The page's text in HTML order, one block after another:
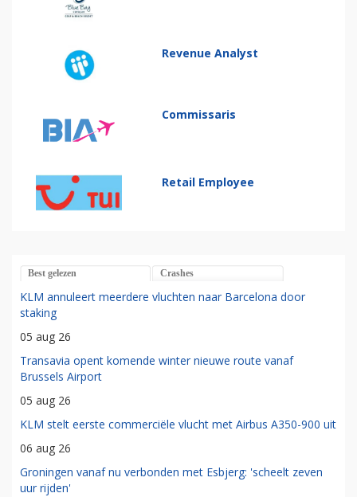
Revenue Analyst
Commissaris
Retail Employee
Best gelezen Crashes
KLM annuleert meerdere vluchten naar Barcelona door
staking
05 aug 26
Transavia opent komende winter nieuwe route vanaf
Brussels Airport
05 aug 26
KLM stelt eerste commerciële vlucht met Airbus A350-900 uit
06 aug 26
Groningen vanaf nu verbonden met Esbjerg: 'scheelt zeven
uur rijden'